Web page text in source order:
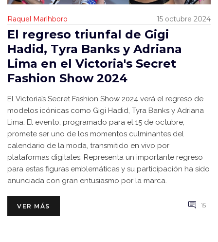
Raquel Marlhboro 15 octubre 2024
El regreso triunfal de Gigi
Hadid, Tyra Banks y Adriana
Lima en el Victoria's Secret
Fashion Show 2024
El Victoria’s Secret Fashion Show 2024 verá el regreso de
modelos icónicas como Gigi Hadid, Tyra Banks y Adriana
Lima. El evento, programado para el 15 de octubre,
promete ser uno de los momentos culminantes del
calendario de la moda, transmitido en vivo por
plataformas digitales. Representa un importante regreso
para estas figuras emblemáticas y su participación ha sido
anunciada con gran entusiasmo por la marca.
VER MÁS 15